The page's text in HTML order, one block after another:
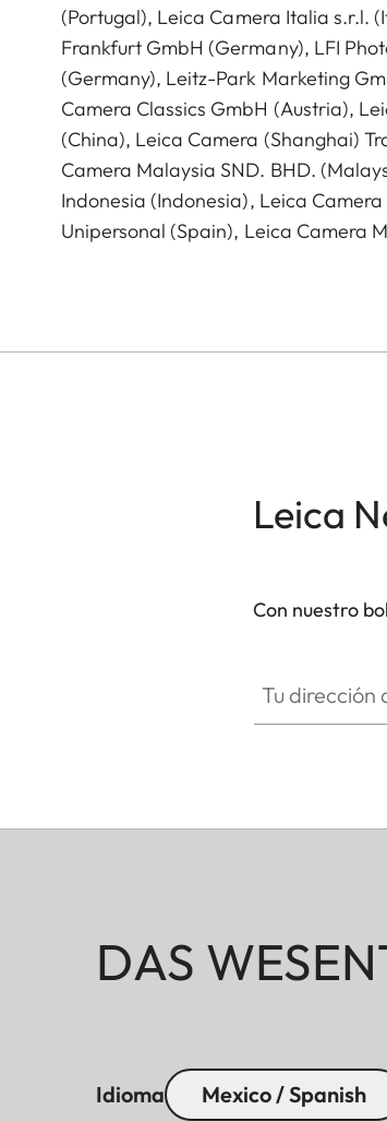
(Portugal), Leica Camera Italia s.r.l.
Frankfurt GmbH (Germany), LFI
(Germany), Leitz-Park Marketing
Camera Classics GmbH (Austria),
(China), Leica Camera (Shanghai)
Camera Malaysia SND. BHD.
Indonesia (Indonesia), Leica
Unipersonal (Spain), Leica Camera
Leica
Con nuestro
DAS
Idioma Mexico / Spanish